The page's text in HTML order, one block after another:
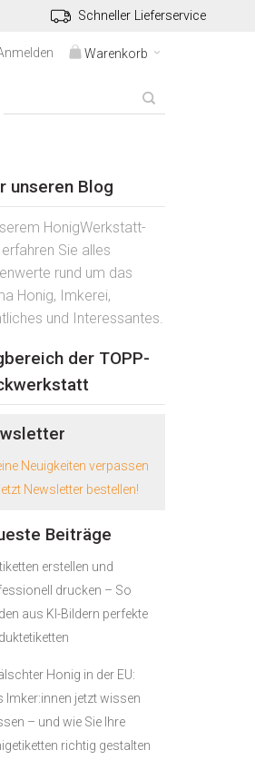
Schneller Lieferservice
Warenkorb
unseren Blog
HonigWerkstatt-
Sie alles
rund um das
Honig, Imkerei,
und Interessantes.
der TOPP-
Neuigkeiten verpassen
Newsletter bestellen!
Beiträge
erstellen und
drucken – So
aus KI-Bildern perfekte
Honig in der EU:
Imker:innen jetzt wissen
– und wie Sie Ihre
richtig gestalten